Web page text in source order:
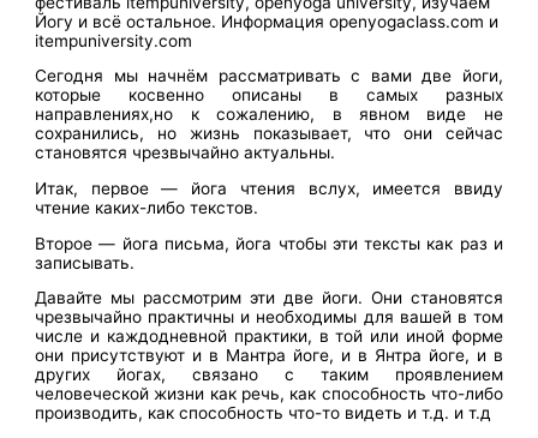
Йогу и всё остальное. Информация openyogaclass.com и
itempuniversity.com
Сегодня мы начнём рассматривать с вами две йоги,
которые косвенно описаны в самых разных
направлениях,но к сожалению, в явном виде не
сохранились, но жизнь показывает, что они сейчас
становятся чрезвычайно актуальны.
Итак, первое — йога чтения вслух, имеется ввиду
чтение каких-либо текстов.
Второе — йога письма, йога чтобы эти тексты как раз и
записывать.
Давайте мы рассмотрим эти две йоги. Они становятся
чрезвычайно практичны и необходимы для вашей в том
числе и каждодневной практики, в той или иной форме
они присутствуют и в Мантра йоге, и в Янтра йоге, и в
других йогах, связано с таким проявлением
человеческой жизни как речь, как способность что-либо
производить, как способность что-то видеть и т.д. и т.д